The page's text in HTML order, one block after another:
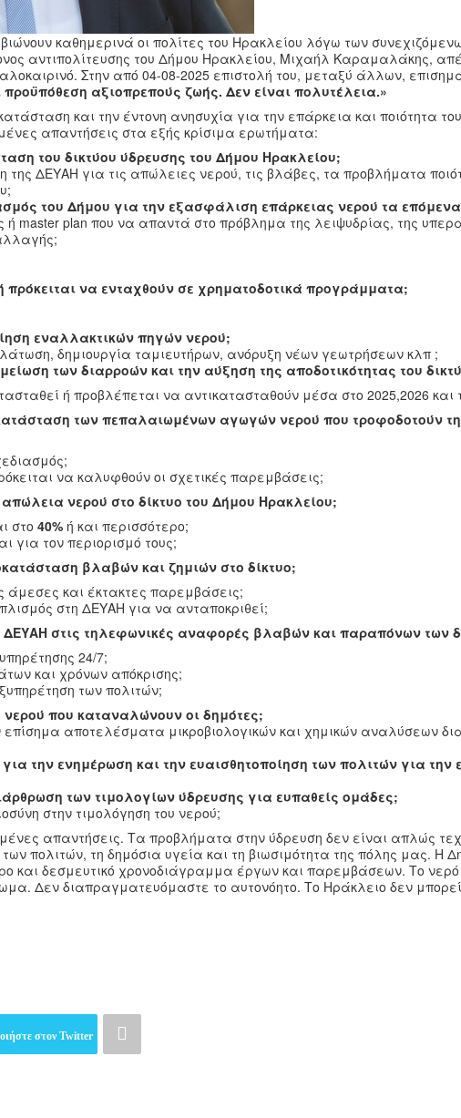
καθημερινά οι πολίτες του Ηρακλείου λόγω των
αντιπολίτευσης του Δήμου Ηρακλείου, Μιχαήλ Καραμαλάκης,
Στην από 04-08-2025 επιστολή του, μεταξύ άλλων,
αξιοπρεπούς ζωής. Δεν είναι πολυτέλεια.»
και την έντονη ανησυχία για την επάρκεια και ποιότητα
απαντήσεις στα εξής κρίσιμα ερωτήματα:
του δικτύου ύδρευσης του Δήμου Ηρακλείου;
ΔΕΥΑΗ για τις απώλειες νερού, τις βλάβες, τα προβλήματα
του Δήμου για την εξασφάλιση επάρκειας νερού τα
ή master plan που να απαντά στο πρόβλημα της λειψυδρίας, της
πρόκειται να ενταχθούν σε χρηματοδοτικά προγράμματα;
εναλλακτικών πηγών νερού;
δημιουργία ταμιευτήρων, ανόρυξη νέων γεωτρήσεων κλπ ;
των διαρροών και την αύξηση της αποδοτικότητας του
ή προβλέπεται να αντικατασταθούν μέσα στο 2025,2026
των πεπαλαιωμένων αγωγών νερού που τροφοδοτούν
να καλυφθούν οι σχετικές παρεμβάσεις;
νερού στο δίκτυο του Δήμου Ηρακλείου;
στο 40% ή και περισσότερο;
για τον περιορισμό τους;
βλαβών και ζημιών στο δίκτυο;
άμεσες και έκτακτες παρεμβάσεις;
στη ΔΕΥΑΗ για να ανταποκριθεί;
ΔΕΥΑΗ στις τηλεφωνικές αναφορές βλαβών και παραπόνων των
24/7;
και χρόνων απόκρισης;
των πολιτών;
που καταναλώνουν οι δημότες;
επίσημα αποτελέσματα μικροβιολογικών και χημικών αναλύσεων
την ενημέρωση και την ευαισθητοποίηση των πολιτών για την
των τιμολογίων ύδρευσης για ευπαθείς ομάδες;
στην τιμολόγηση του νερού;
απαντήσεις. Τα προβλήματα στην ύδρευση δεν είναι απλώς
πολιτών, τη δημόσια υγεία και τη βιωσιμότητα της πόλης μας. Η
και δεσμευτικό χρονοδιάγραμμα έργων και παρεμβάσεων. Το νερό
Δεν διαπραγματευόμαστε το αυτονόητο. Το Ηράκλειο δεν
στον Twitter